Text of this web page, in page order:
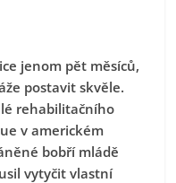
jenom pět měsíců,
postavit skvěle.
rehabilitačního
v americkém
bobří mládě
vytyčit vlastní